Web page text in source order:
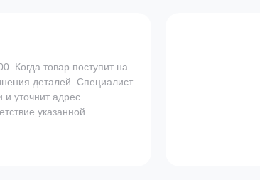
Когда товар поступит на
деталей. Специалист
уточнит адрес.
указанной